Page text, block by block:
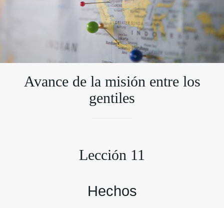
Avance de la misión entre los
gentiles
Lección 11
Hechos